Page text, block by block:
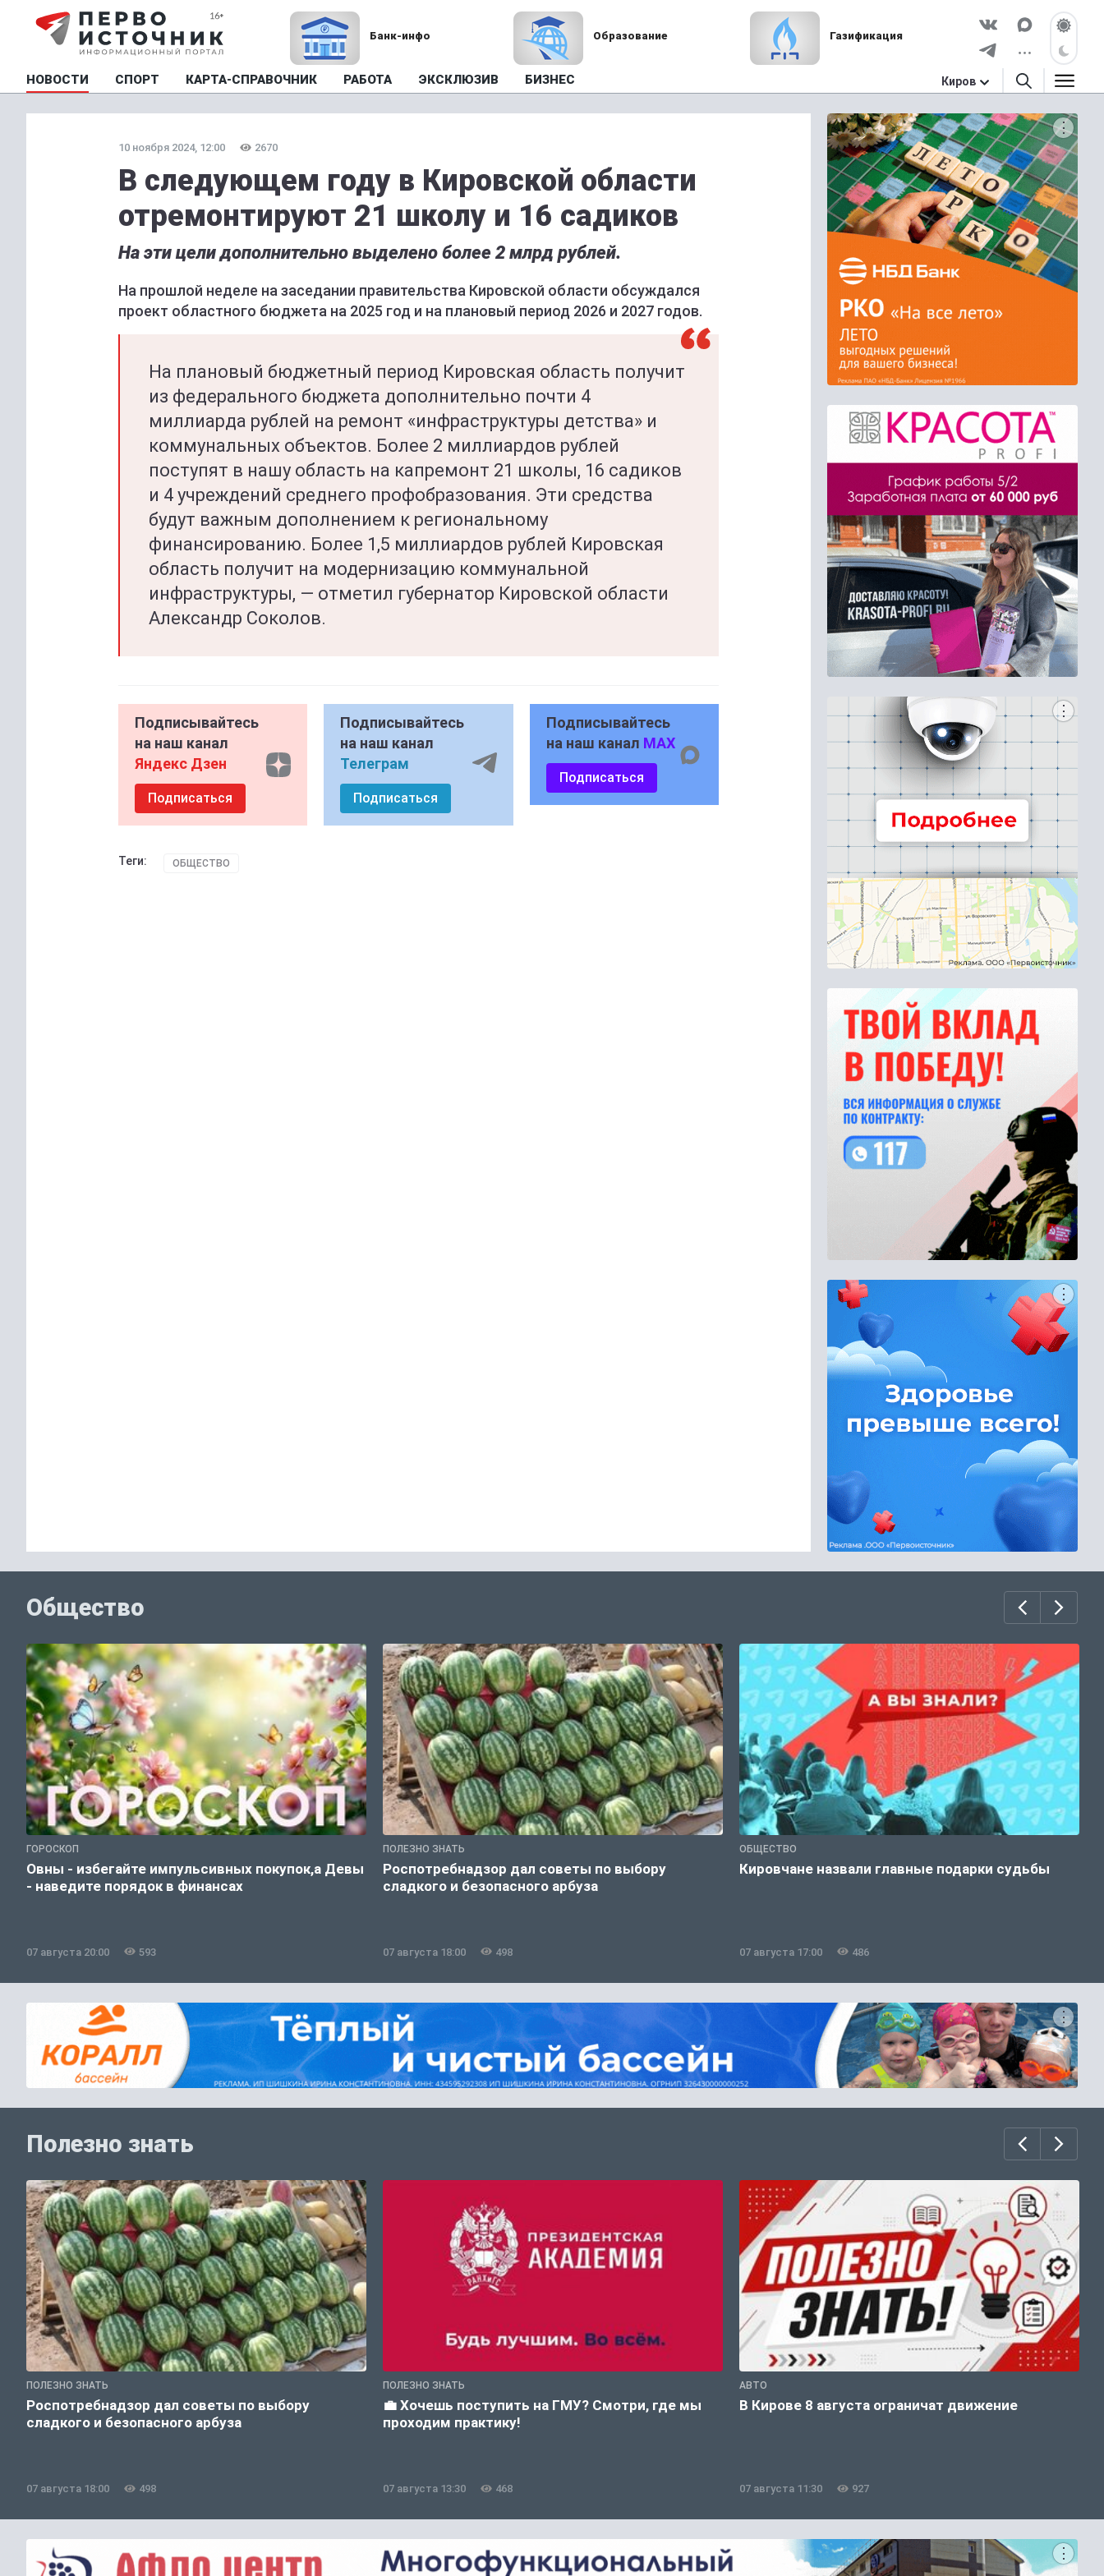
Банк-инфо Образование Газификация
НОВОСТИ СПОРТ КАРТА-СПРАВОЧНИК РАБОТА ЭКСКЛЮЗИВ БИЗНЕС Киров
10 ноября 2024, 12:00 2670
В следующем году в Кировской области
отремонтируют 21 школу и 16 садиков
На эти цели дополнительно выделено более 2 млрд рублей.
На прошлой неделе на заседании правительства Кировской области обсуждался
проект областного бюджета на 2025 год и на плановый период 2026 и 2027 годов.
На плановый бюджетный период Кировская область получит
из федерального бюджета дополнительно почти 4
миллиарда рублей на ремонт «инфраструктуры детства» и
коммунальных объектов. Более 2 миллиардов рублей
поступят в нашу область на капремонт 21 школы, 16 садиков
и 4 учреждений среднего профобразования. Эти средства
будут важным дополнением к региональному
финансированию. Более 1,5 миллиардов рублей Кировская
область получит на модернизацию коммунальной
инфраструктуры, — отметил губернатор Кировской области
Александр Соколов.
Подписывайтесь
на наш канал
Яндекс Дзен
Подписаться
Подписывайтесь
на наш канал
Телеграм
Подписаться
Подписывайтесь
на наш канал MAX
Подписаться
Теги: ОБЩЕСТВО
Общество
ГОРОСКОП
Овны - избегайте импульсивных покупок,а Девы
- наведите порядок в финансах
07 августа 20:00 593
ПОЛЕЗНО ЗНАТЬ
Роспотребнадзор дал советы по выбору
сладкого и безопасного арбуза
07 августа 18:00 498
ОБЩЕСТВО
Кировчане назвали главные подарки судьбы
07 августа 17:00 486
Полезно знать
ПОЛЕЗНО ЗНАТЬ
Роспотребнадзор дал советы по выбору
сладкого и безопасного арбуза
07 августа 18:00 498
ПОЛЕЗНО ЗНАТЬ
💼 Хочешь поступить на ГМУ? Смотри, где мы
проходим практику!
07 августа 13:30 468
АВТО
В Кирове 8 августа ограничат движение
07 августа 11:30 927